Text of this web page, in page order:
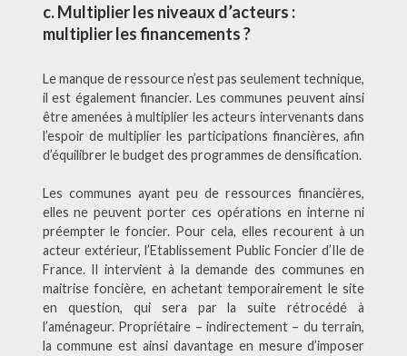
c. Multiplier les niveaux d’acteurs :
multiplier les financements ?
Le manque de ressource n’est pas seulement technique,
il est également financier. Les communes peuvent ainsi
être amenées à multiplier les acteurs intervenants dans
l’espoir de multiplier les participations financières, afin
d’équilibrer le budget des programmes de densification.
Les communes ayant peu de ressources financières,
elles ne peuvent porter ces opérations en interne ni
préempter le foncier. Pour cela, elles recourent à un
acteur extérieur, l’Etablissement Public Foncier d’Ile de
France. Il intervient à la demande des communes en
maitrise foncière, en achetant temporairement le site
en question, qui sera par la suite rétrocédé à
l’aménageur. Propriétaire – indirectement – du terrain,
la commune est ainsi davantage en mesure d’imposer